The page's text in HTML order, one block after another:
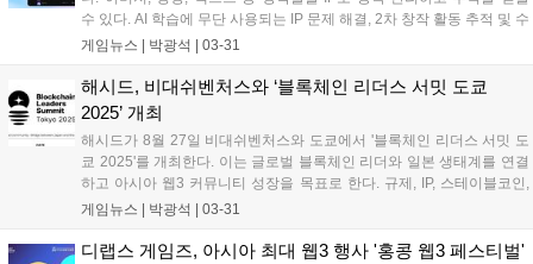
수 있다. AI 학습에 무단 사용되는 IP 문제 해결, 2차 창작 활동 추적 및 수
익 배분 기능도 제공한다. 2월 13일 론칭된 스토리 메인넷 기반 IP RWA
고 있다....
게임뉴스 | 박광석 | 03-31
해시드, 비대쉬벤처스와 ‘블록체인 리더스 서밋 도쿄
2025’ 개최
해시드가 8월 27일 비대쉬벤처스와 도쿄에서 '블록체인 리더스 서밋 도
쿄 2025'를 개최한다. 이는 글로벌 블록체인 리더와 일본 생태계를 연결
하고 아시아 웹3 커뮤니티 성장을 목표로 한다. 규제, IP, 스테이블코인,
AI, RWA 등 핵심 이슈를 다루는 세션과 네트워킹 프로그램이 제공된다.
계획이다....
게임뉴스 | 박광석 | 03-31
디랩스 게임즈, 아시아 최대 웹3 행사 '홍콩 웹3 페스티벌'